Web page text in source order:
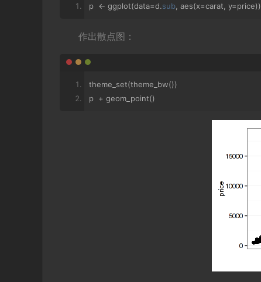
p <- ggplot(data=d.sub aes(x=carat y=price))
作出散点图：
theme_set(theme_bw())
p + geom_point()